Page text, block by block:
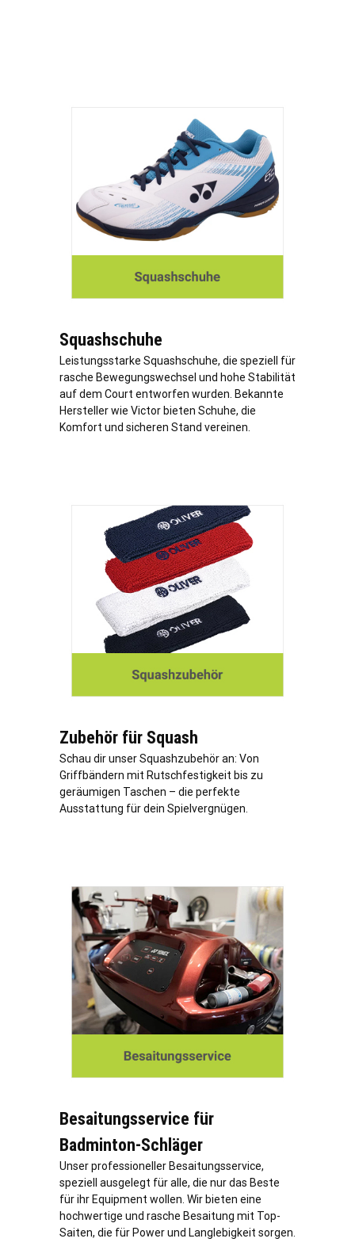
Squashschuhe
Leistungsstarke Squashschuhe, die speziell für
rasche Bewegungswechsel und hohe Stabilität
auf dem Court entworfen wurden. Bekannte
Hersteller wie Victor bieten Schuhe, die
Komfort und sicheren Stand vereinen.
Zubehör für Squash
Schau dir unser Squashzubehör an: Von
Griffbändern mit Rutschfestigkeit bis zu
geräumigen Taschen – die perfekte
Ausstattung für dein Spielvergnügen.
Besaitungsservice für
Badminton-Schläger
Unser professioneller Besaitungsservice,
speziell ausgelegt für alle, die nur das Beste
für ihr Equipment wollen. Wir bieten eine
hochwertige und rasche Besaitung mit Top-
Saiten, die für Power und Langlebigkeit sorgen.